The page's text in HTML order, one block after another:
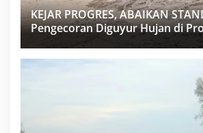
KEJAR PROGRES, ABAIKAN
Pengecoran Diguyur Hujan di
Miliar Sukma Nias, Konsultan,
PPK Bungkam